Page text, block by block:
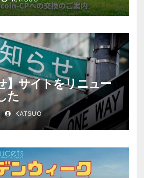
】サイトをリニュー
た
KATSUO